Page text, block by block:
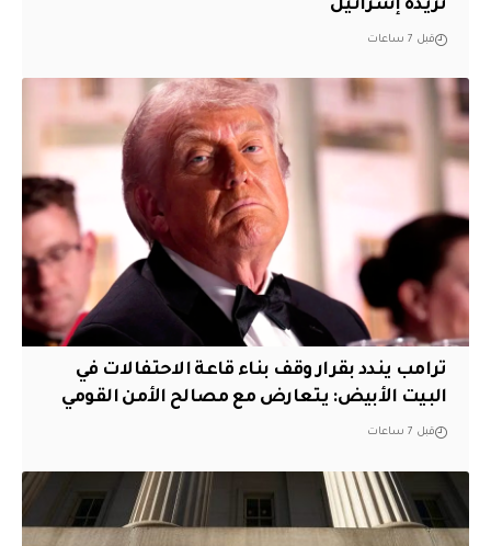
تريده إسرائيل
قبل 7 ساعات
ترامب يندد بقرار وقف بناء قاعة الاحتفالات في
البيت الأبيض: يتعارض مع مصالح الأمن القومي
قبل 7 ساعات